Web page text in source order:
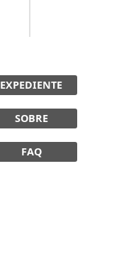
EXPEDIENTE
SOBRE
FAQ